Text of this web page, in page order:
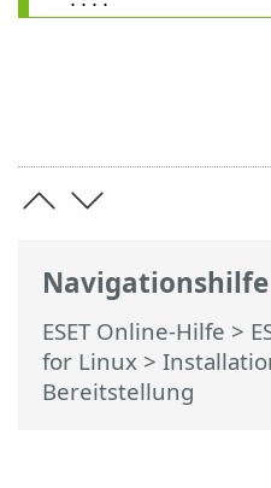
Navigationshilfe
ESET Online-Hilfe >
for Linux >
Bereitstellung